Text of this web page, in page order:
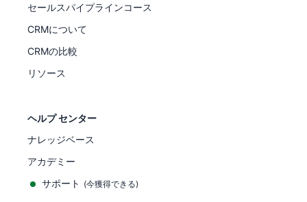
セールスパイプラインコース
CRMについて
CRMの比較
リソース
ヘルプ センター
ナレッジベース
アカデミー
サポート (今獲得できる)